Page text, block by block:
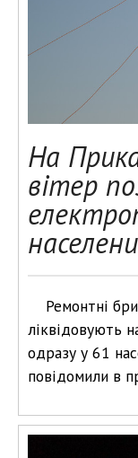
На
вітер
Ремонтні
ліквідовують
одразу у 61
повідомили в